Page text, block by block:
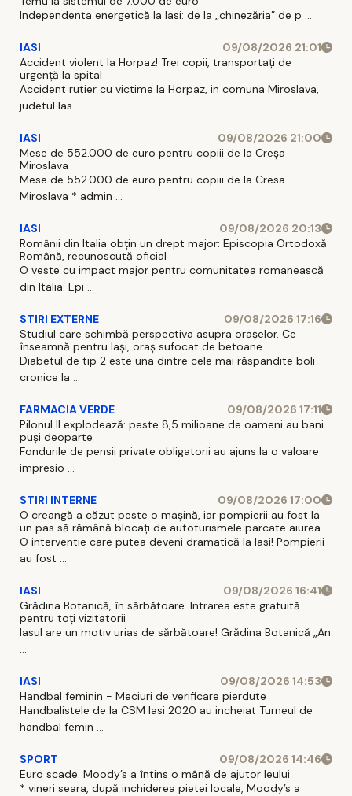
Independenta energetică la Iasi: de la „chinezăria” de p ...
IASI
09/08/2026 21:01
Accident violent la Horpaz! Trei copii, transportați de
urgență la spital
Accident rutier cu victime la Horpaz, in comuna Miroslava,
judetul Ias ...
IASI
09/08/2026 21:00
Mese de 552.000 de euro pentru copiii de la Creșa
Miroslava
Mese de 552.000 de euro pentru copiii de la Cresa
Miroslava * admin ...
IASI
09/08/2026 20:13
Românii din Italia obțin un drept major: Episcopia Ortodoxă
Română, recunoscută oficial
O veste cu impact major pentru comunitatea romanească
din Italia: Epi ...
STIRI EXTERNE
09/08/2026 17:16
Studiul care schimbă perspectiva asupra orașelor. Ce
înseamnă pentru Iași, oraș sufocat de betoane
Diabetul de tip 2 este una dintre cele mai răspandite boli
cronice la ...
FARMACIA VERDE
09/08/2026 17:11
Pilonul II explodează: peste 8,5 milioane de oameni au bani
puși deoparte
Fondurile de pensii private obligatorii au ajuns la o valoare
impresio ...
STIRI INTERNE
09/08/2026 17:00
O creangă a căzut peste o mașină, iar pompierii au fost la
un pas să rămână blocați de autoturismele parcate aiurea
O interventie care putea deveni dramatică la Iasi! Pompierii
au fost ...
IASI
09/08/2026 16:41
Grădina Botanică, în sărbătoare. Intrarea este gratuită
pentru toți vizitatorii
Iasul are un motiv urias de sărbătoare! Grădina Botanică „An
IASI
09/08/2026 14:53
Handbal feminin - Meciuri de verificare pierdute
Handbalistele de la CSM Iasi 2020 au incheiat Turneul de
handbal femin ...
SPORT
09/08/2026 14:46
Euro scade. Moody’s a întins o mână de ajutor leului
* vineri seara, după inchiderea pietei locale, Moody’s a